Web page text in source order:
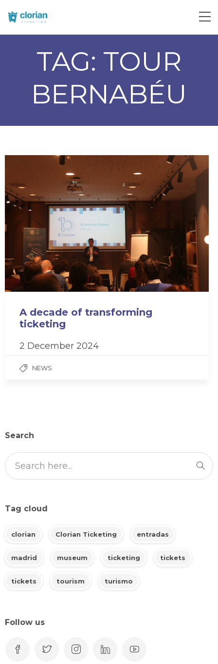
TAG: TOUR
BERNABÉU
A decade of transforming
ticketing
2 December 2024
NEWS
Search
Tag cloud
clorian Clorian Ticketing entradas
madrid museum ticketing tickets
tickets tourism turismo
Follow us